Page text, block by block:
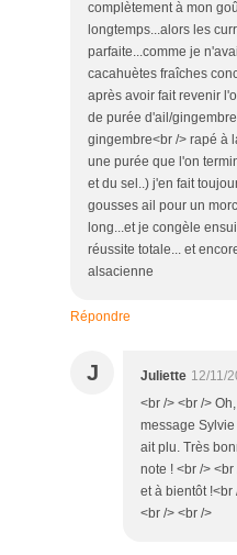
complètement à mon
longtemps...alors les
parfaite...comme je
cacahuètes fraîches
après avoir fait revenir
de purée d'ail/
gingembre<br /> rapé à
une purée que l'on
et du sel..) j'en fait
gousses ail pour un
long...et je congèle
réussite totale... et
alsacienne
Répondre
J Juliette 12/11/
<br /> <br />
message
ait plu. Très
note ! <br />
et à bientôt !<br
<br /> <br />